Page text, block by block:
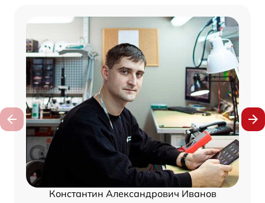
Константин Александрович Иванов